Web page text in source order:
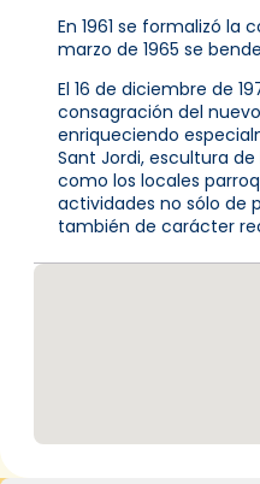
En 1961 se formalizó la
marzo de 1965 se
El 16 de diciembre de
consagración del
enriqueciendo
Sant Jordi, escultura
como los locales
actividades no sólo de
también de carácter